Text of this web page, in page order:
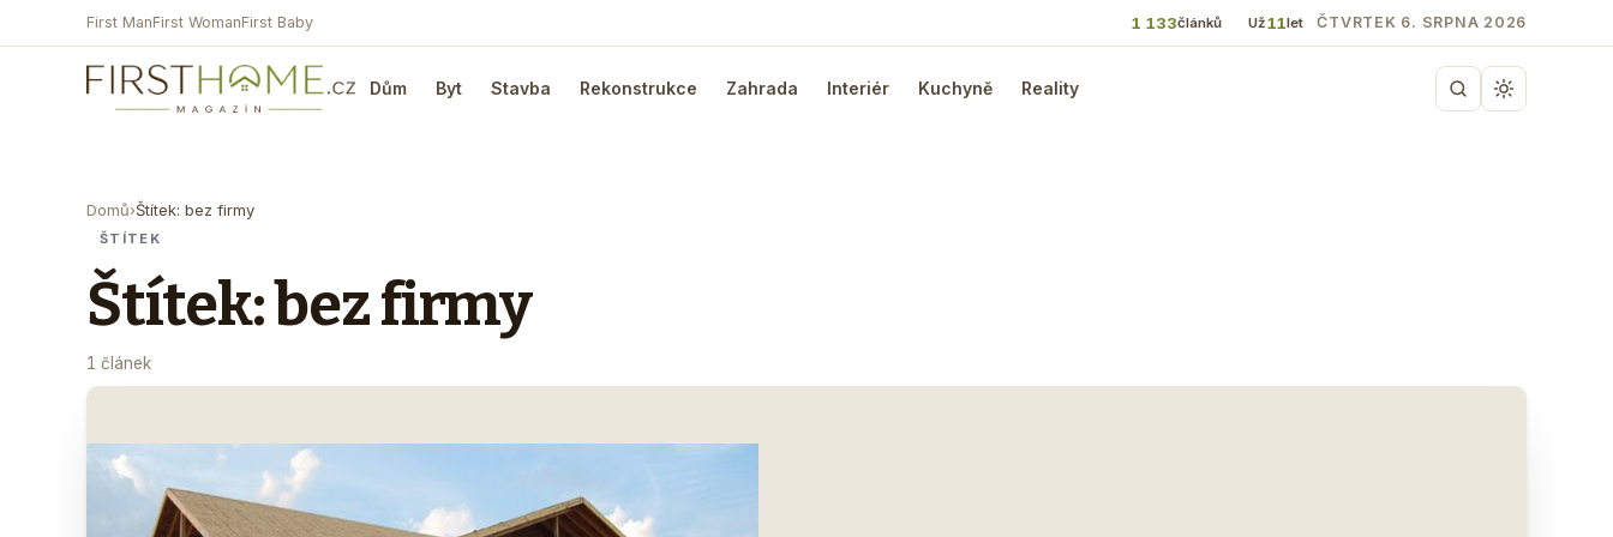
First ManFirst WomanFirst Baby 1 133článků Už11let ČTVRTEK 6. SRPNA 2026
Dům Byt Stavba Rekonstrukce Zahrada Interiér Kuchyně Reality
Domů›Štítek: bez firmy
ŠTÍTEK
Štítek: bez firmy
1 článek